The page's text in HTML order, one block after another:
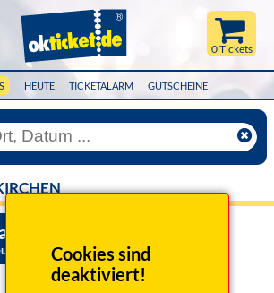
HEUTE TICKETALARM GUTSCHEINE
0 Tickets
Cookies sind
deaktiviert!
einrichten »